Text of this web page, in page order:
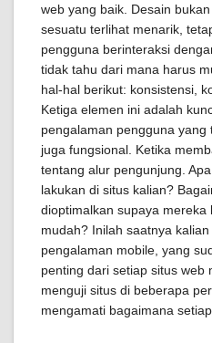
web yang baik. Desain
sesuatu terlihat menarik,
pengguna berinteraksi
tidak tahu dari mana harus
hal-hal berikut: konsistensi,
Ketiga elemen ini adalah
pengalaman pengguna
juga fungsional. Ketika
tentang alur pengunjung.
lakukan di situs kalian?
dioptimalkan supaya mereka
mudah? Inilah saatnya
pengalaman mobile, yang
penting dari setiap situs web
menguji situs di beberapa
mengamati bagaimana